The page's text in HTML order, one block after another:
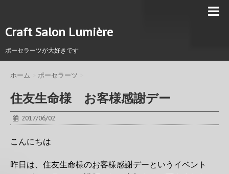
Craft Salon Lumière
ポーセラーツが大好きです
ホーム ポーセラーツ
住友生命様 お客様感謝デー
2017/06/02
こんにちは
昨日は、住友生命様のお客様感謝デーというイベント